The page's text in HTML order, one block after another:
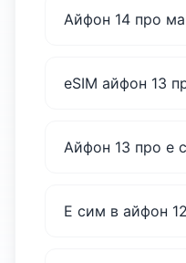
Айфон 14 про
eSIM айфон 13
Айфон 13 про е
Е сим в айфон